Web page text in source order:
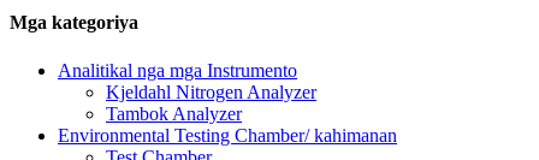
Mga kategoriya
Analitikal nga mga Instrumento
Kjeldahl Nitrogen Analyzer
Tambok Analyzer
Environmental Testing Chamber/ kahimanan